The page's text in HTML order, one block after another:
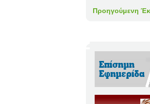
Προηγούμενη